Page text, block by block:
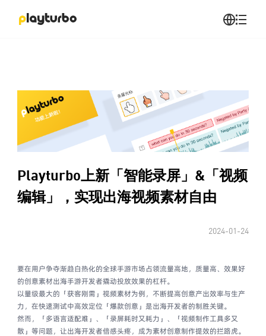
Playturbo上新「智能录屏」&「视频
编辑」，实现出海视频素材自由
2024-01-24
要在用户争夺渐趋白热化的全球手游市场占领流量高地，质量高、效果好
的创意素材出海手游开发者撬动投放效果的杠杆。
以量级最大的「获客刚需」视频素材为例，不断提高创意产出效率与生产
力，在快速测试中高效定位「爆款创意」是出海开发者的制胜关键。
然而，「多语言适配难」、「录屏耗时又耗力」、「视频制作工具多又
散」等问题，让出海开发者倍感头疼，成为素材创意制作提效的拦路虎。